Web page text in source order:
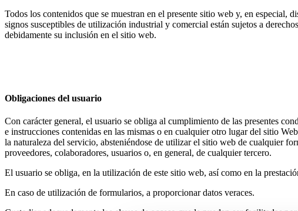
Todos los contenidos que se muestran en el presente sitio web y, en especial,
signos susceptibles de utilización industrial y comercial están sujetos a
debidamente su inclusión en el sitio web.
Obligaciones del usuario
Con carácter general, el usuario se obliga al cumplimiento de las presentes
e instrucciones contenidas en las mismas o en cualquier otro lugar del sitio
la naturaleza del servicio, absteniéndose de utilizar el sitio web de cualquier
proveedores, colaboradores, usuarios o, en general, de cualquier tercero.
El usuario se obliga, en la utilización de este sitio web, así como en la
En caso de utilización de formularios, a proporcionar datos veraces.